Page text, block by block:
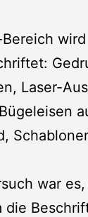
Laser-
war
die